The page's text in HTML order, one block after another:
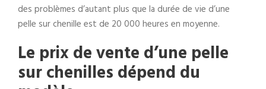
des problèmes d’autant plus que la durée de vie d’une
pelle sur chenille est de 20 000 heures en moyenne.
Le prix de vente d’une pelle
sur chenilles dépend du